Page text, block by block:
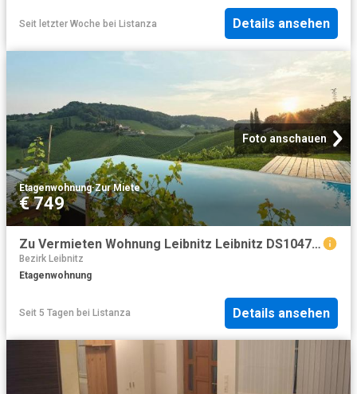
Seit letzter Woche bei Listanza Details ansehen
Foto anschauen
Etagenwohnung·Zur Miete
€ 749
Zu Vermieten Wohnung Leibnitz Leibnitz DS104783582
Bezirk Leibnitz
Etagenwohnung
Seit 5 Tagen bei Listanza Details ansehen